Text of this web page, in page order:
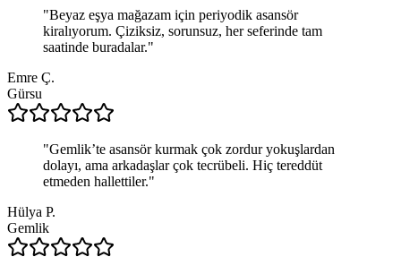
"Beyaz eşya mağazam için periyodik asansör
kiralıyorum. Çiziksiz, sorunsuz, her seferinde tam
saatinde buradalar."
Emre Ç.
Gürsu
"Gemlik’te asansör kurmak çok zordur yokuşlardan
dolayı, ama arkadaşlar çok tecrübeli. Hiç tereddüt
etmeden hallettiler."
Hülya P.
Gemlik